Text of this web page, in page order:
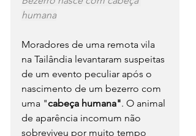
humana
Moradores de uma remota vila
na Tailândia levantaram suspeitas
de um evento peculiar após o
nascimento de um bezerro com
uma "cabeça humana". O animal
de aparência incomum não
sobreviveu por muito tempo